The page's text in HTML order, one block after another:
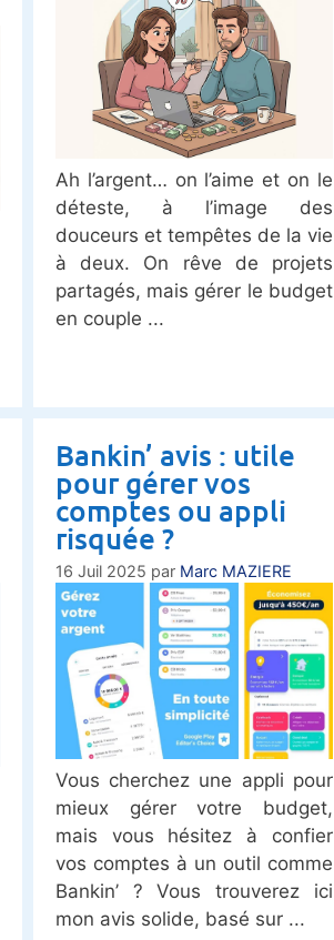
Ah l’argent… on l’aime et on le
déteste, à l’image des
douceurs et tempêtes de la vie
à deux. On rêve de projets
partagés, mais gérer le budget
en couple
Bankin’ avis : utile
pour gérer vos
comptes ou appli
risquée ?
16 Juil 2025 par Marc MAZIERE
Vous cherchez une appli pour
mieux gérer votre budget,
mais vous hésitez à confier
vos comptes à un outil comme
Bankin’ ? Vous trouverez ici
mon avis solide, basé sur